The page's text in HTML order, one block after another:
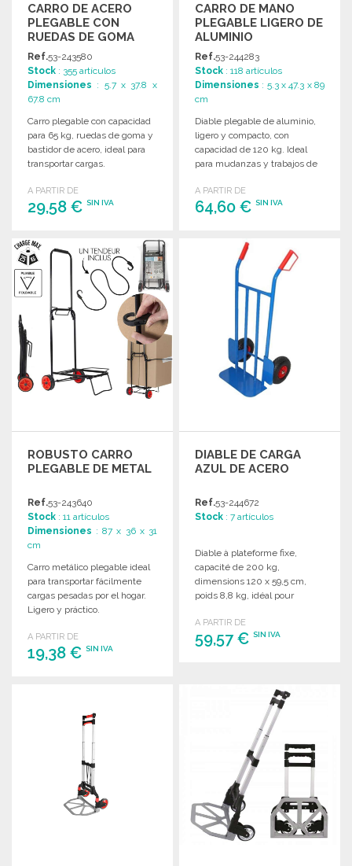
CARRO DE ACERO
PLEGABLE CON
RUEDAS DE GOMA
Ref.53-243580
Stock : 355 artículos
Dimensiones : 5.7 x 37.8 x
67.8 cm
Carro plegable con capacidad
para 65 kg, ruedas de goma y
bastidor de acero, ideal para
transportar cargas.
A PARTIR DE
29,58 € SIN IVA
Solicitar un presupuesto
CARRO DE MANO
PLEGABLE LIGERO DE
ALUMINIO
Ref.53-244283
Stock : 118 artículos
Dimensiones : 5.3 x 47.3 x 89
cm
Diable plegable de aluminio,
ligero y compacto, con
capacidad de 120 kg. Ideal
para mudanzas y trabajos de
A PARTIR DE
64,60 €SIN IVA
PEDIR
Solicitar un presupuesto
ROBUSTO CARRO
PLEGABLE DE METAL
Ref.53-243640
Stock : 11 artículos
Dimensiones : 87 x 36 x 31
cm
Carro metálico plegable ideal
para transportar fácilmente
cargas pesadas por el hogar.
Ligero y práctico.
A PARTIR DE
19,38 € SIN IVA
DIABLE DE CARGA
AZUL DE ACERO
Ref.53-244672
Stock : 7 artículos
Diable à plateforme fixe,
capacité de 200 kg,
dimensions 120 x 59,5 cm,
poids 8,8 kg, idéal pour
A PARTIR DE
59,57 €SIN IVA
Solicitar un presupuesto